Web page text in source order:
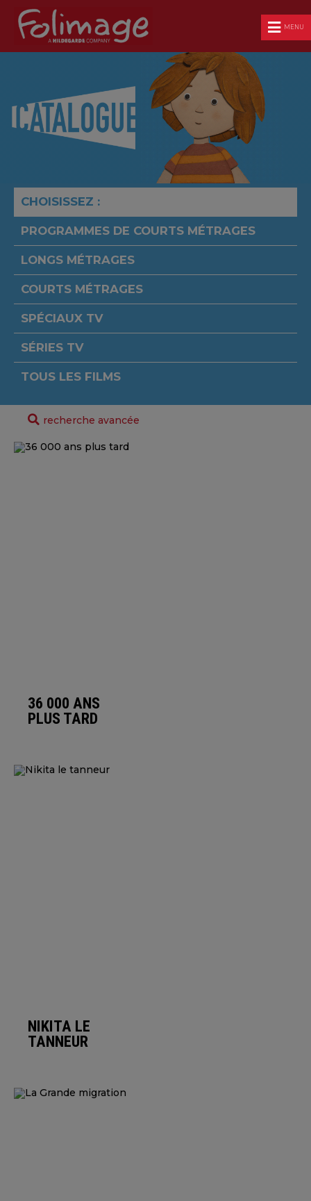
MENU
CHOISISSEZ :
PROGRAMMES DE COURTS MÉTRAGES
LONGS MÉTRAGES
COURTS MÉTRAGES
SPÉCIAUX TV
SÉRIES TV
TOUS LES FILMS
recherche avancée
36 000 ANS
PLUS TARD
NIKITA LE
TANNEUR